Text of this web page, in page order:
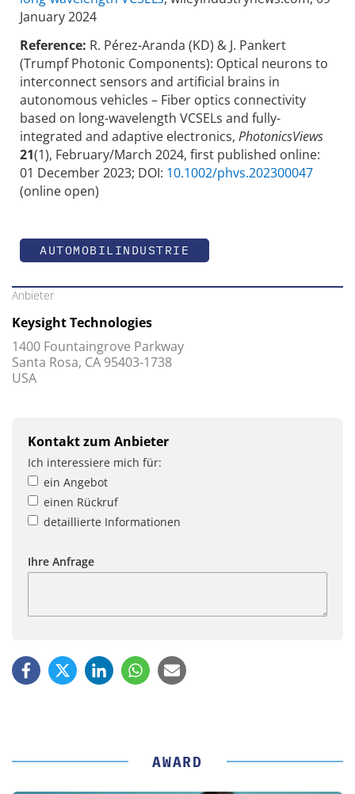
January 2024
Reference: R. Pérez-Aranda (KD) & J. Pankert
(Trumpf Photonic Components): Optical neurons to
interconnect sensors and artificial brains in
autonomous vehicles – Fiber optics connectivity
based on long-wavelength VCSELs and fully-
integrated and adaptive electronics, PhotonicsViews
21(1), February/March 2024, first published online:
01 December 2023; DOI: 10.1002/phvs.202300047
(online open)
AUTOMOBILINDUSTRIE
Anbieter
Keysight Technologies
1400 Fountaingrove Parkway
Santa Rosa, CA 95403-1738
USA
Kontakt zum Anbieter
Ich interessiere mich für:
ein Angebot
einen Rückruf
detaillierte Informationen
Ihre Anfrage
AWARD